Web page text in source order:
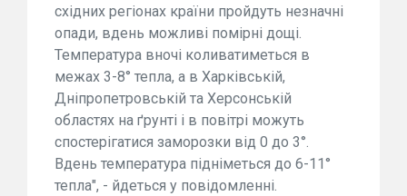
східних регіонах країни пройдуть незначні
опади, вдень можливі помірні дощі.
Температура вночі коливатиметься в
межах 3-8° тепла, а в Харківській,
Дніпропетровській та Херсонській
областях на ґрунті і в повітрі можуть
спостерігатися заморозки від 0 до 3°.
Вдень температура підніметься до 6-11°
тепла", - йдеться у повідомленні.